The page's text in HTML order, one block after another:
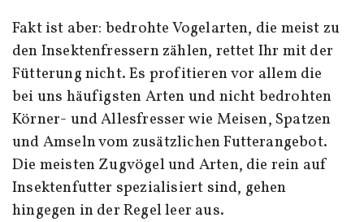
Fakt ist aber: bedrohte Vogelarten, die meist zu
den Insektenfressern zählen, rettet Ihr mit der
Fütterung nicht. Es profitieren vor allem die
bei uns häufigsten Arten und nicht bedrohten
Körner- und Allesfresser wie Meisen, Spatzen
und Amseln vom zusätzlichen Futterangebot.
Die meisten Zugvögel und Arten, die rein auf
Insektenfutter spezialisiert sind, gehen
hingegen in der Regel leer aus.